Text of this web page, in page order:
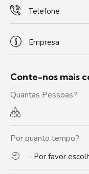
Conte-nos mais
Quantas Pessoas?
Por quanto tempo?